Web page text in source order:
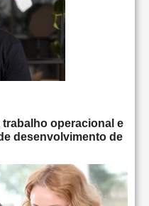
trabalho operacional e
desenvolvimento de